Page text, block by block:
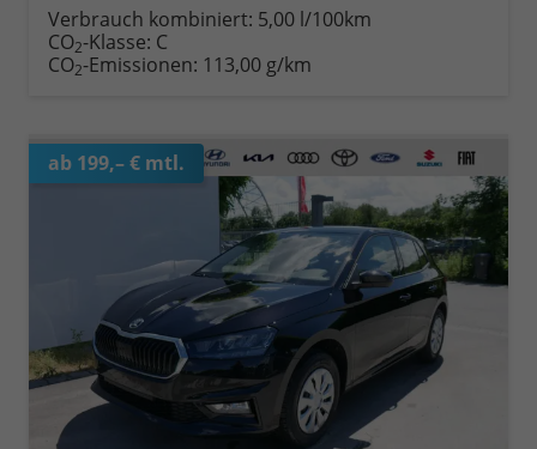
Verbrauch kombiniert: 5,00 l/100km
CO2-Klasse: C
CO2-Emissionen: 113,00 g/km
ab 199,– € mtl.